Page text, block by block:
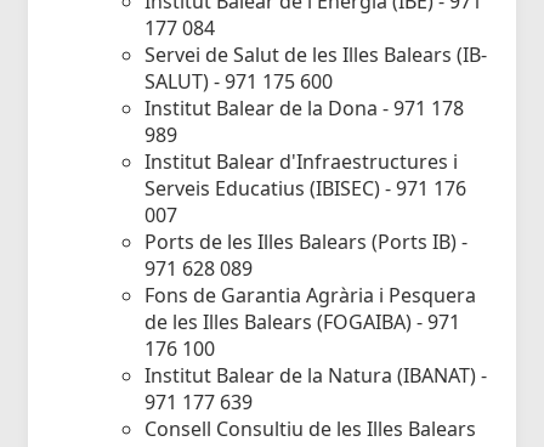
177 084
Servei de Salut de les Illes Balears (IB-
SALUT) - 971 175 600
Institut Balear de la Dona - 971 178
989
Institut Balear d'Infraestructures i
Serveis Educatius (IBISEC) - 971 176
007
Ports de les Illes Balears (Ports IB) -
971 628 089
Fons de Garantia Agrària i Pesquera
de les Illes Balears (FOGAIBA) - 971
176 100
Institut Balear de la Natura (IBANAT) -
971 177 639
Consell Consultiu de les Illes Balears